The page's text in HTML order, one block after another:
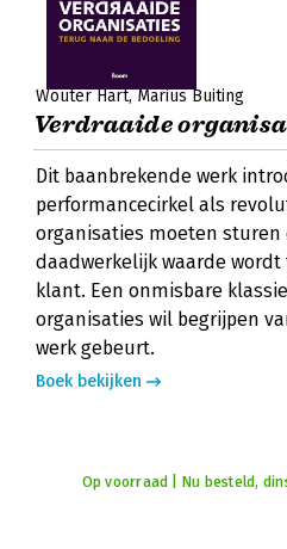
Wouter Hart Marius Buiting
Verdraaide
Dit baanbrekende werk
performancecirkel als
organisaties moeten
daadwerkelijk waarde
klant. Een onmisbare
organisaties wil begrijpen
werk gebeurt.
Boek bekijken
Op voorraad | Nu besteld,